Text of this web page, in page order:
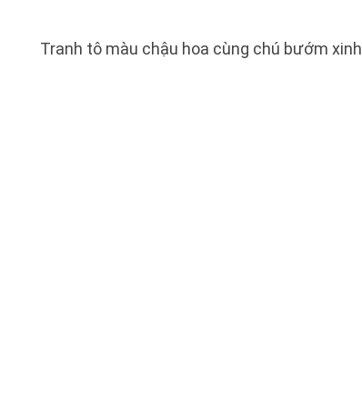
Tranh tô màu chậu hoa cùng chú bướm xinh